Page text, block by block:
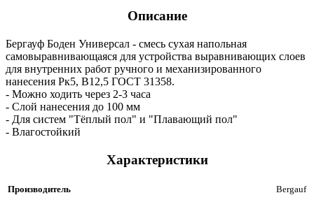
Описание
Бергауф Боден Универсал - смесь сухая напольная
самовыравнивающаяся для устройства выравнивающих слоев
для внутренних работ ручного и механизированного
нанесения Рк5, В12,5 ГОСТ 31358.
- Можно ходить через 2-3 часа
- Слой нанесения до 100 мм
- Для систем "Тёплый пол" и "Плавающий пол"
- Влагостойкий
Характеристики
Производитель Bergauf